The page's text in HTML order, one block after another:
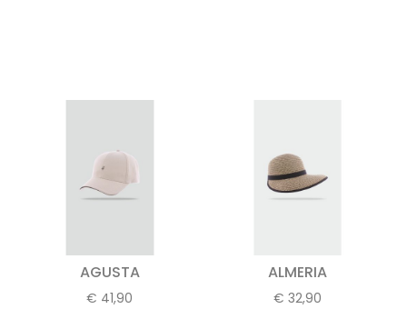
AGUSTA
€ 41,90
ALMERIA
€ 32,90